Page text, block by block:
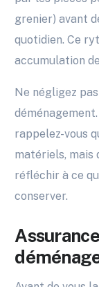
grenier) avant
quotidien. Ce
accumulation
Ne négligez
rappelez-vous
matériels, mais
réfléchir à ce
conserver.